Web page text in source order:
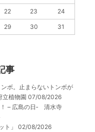
22 23 24
29 30
31
事
ボ。止まらないトンボが
植物園 07/08/2026
– 広島の日‐ 清水寺
ト」
02/08/2026